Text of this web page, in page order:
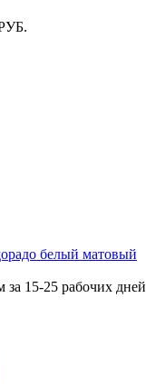
белый матовый
за 15-25 рабочих дней